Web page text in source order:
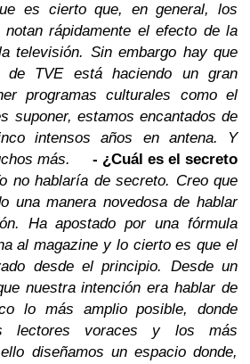
es cierto que, en general, los
notan rápidamente el efecto de la
televisión. Sin embargo hay que
TVE está haciendo un gran
programas culturales como el
suponer, estamos encantados de
intensos años en antena. Y
más.
- ¿Cuál es el secreto
no hablaría de secreto. Creo que
una manera novedosa de hablar
Ha apostado por una fórmula
al magazine y lo cierto es que el
desde el principio. Desde un
nuestra intención era hablar de
lo más amplio posible, donde
lectores voraces y los más
diseñamos un espacio donde,